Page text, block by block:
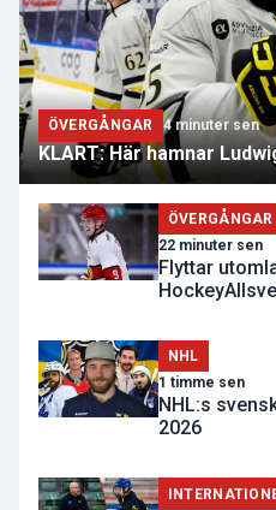
ÖVERGÅNGAR 4 minuter sen
KLART: Här hamnar
ÖVERGÅNGAR
22 minuter sen
Flyttar
NHL
1 timme sen
NHL:s
2026